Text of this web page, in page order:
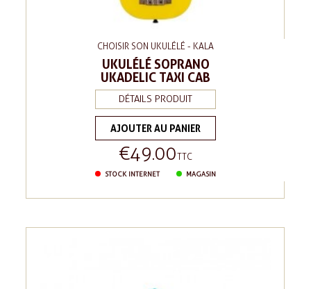
CHOISIR SON UKULÉLÉ - KALA
UKULÉLÉ SOPRANO
UKADELIC TAXI CAB
DÉTAILS PRODUIT
AJOUTER AU PANIER
Price
€49.00TTC
STOCK INTERNET MAGASIN